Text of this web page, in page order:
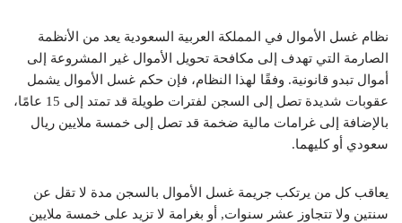
نظام غسل الأموال في المملكة العربية السعودية يعد من الأنظمة
الصارمة التي تهدف إلى مكافحة تحويل الأموال غير المشروعة إلى
أموال تبدو قانونية. وفقًا لهذا النظام، فإن حكم غسل الأموال يشمل
عقوبات شديدة تصل إلى السجن لفترات طويلة قد تمتد إلى 15 عامًا،
بالإضافة إلى غرامات مالية ضخمة قد تصل إلى خمسة ملايين ريال
سعودي أو كليهما.
يعاقب كل من يرتكب جريمة غسل الأموال بالسجن مدة لا تقل عن
سنتين ولا تتجاوز عشر سنوات, أو بغرامة لا تزيد على خمسة ملايين